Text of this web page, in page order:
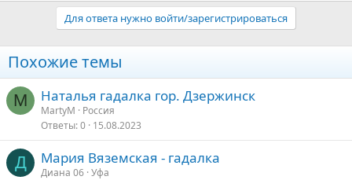
уточнять по телефону
Телефон:+7(953)-355-80-17, предварительная запись
обязательна!
любых по размеру и стоимости церковных свечей, для гадания
на кофейной гуще - личную чашку.
****************************************
Лично не была. Хотелось бы услышать отзывы.
Для ответа нужно войти/зарегистрироваться
Похожие темы
M Наталья гадалка гор. Дзержинск
MartyM
Россия
Ответы 0 15.08.2023
Д Мария Вяземская - гадалка
Диана 06 Уфа